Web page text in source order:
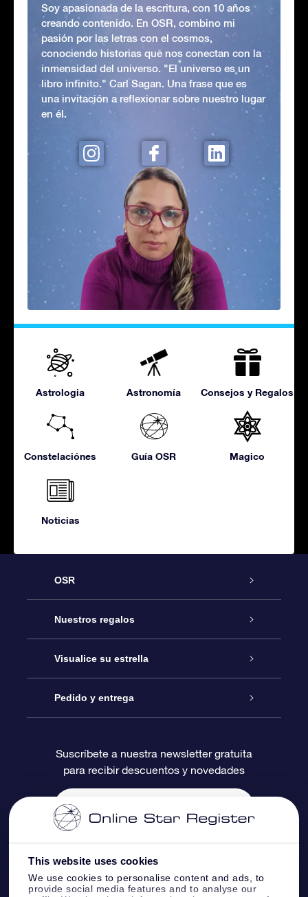
This website uses cookies
We use cookies to personalise content and ads, to
provide social media features and to analyse our
Soy apasionada de la escritura, con 10 años
creando contenido. En OSR, combino mi
pasión por las letras con el cosmos,
conociendo historias que nos conectan con la
inmensidad del universo. "El universo es un
libro infinito." Carl Sagan. Una frase que es
una invitación a reflexionar sobre nuestro lugar
en él.
Astrologia Astronomía Consejos y Regalos
Constelaciónes Guía OSR Magico
Noticias
OSR
Atención
Contáctanos
Blog
Reseñas
Nuestros regalos
Regalo Estrella Online
Paquete de Regalo OSR
Tarjeta de Regalo OSR
Regalos empresariales
Visualice su estrella
Registro estelar
Página de Estrella Personalizada
Un Millón de Estrellas
Aplicación de RV Llévame a las estrellas
Pedido y entrega
Información de Pago
Información de Envío
Constelaciones
Suscríbete a nuestra newsletter gratuita
para recibir descuentos y novedades